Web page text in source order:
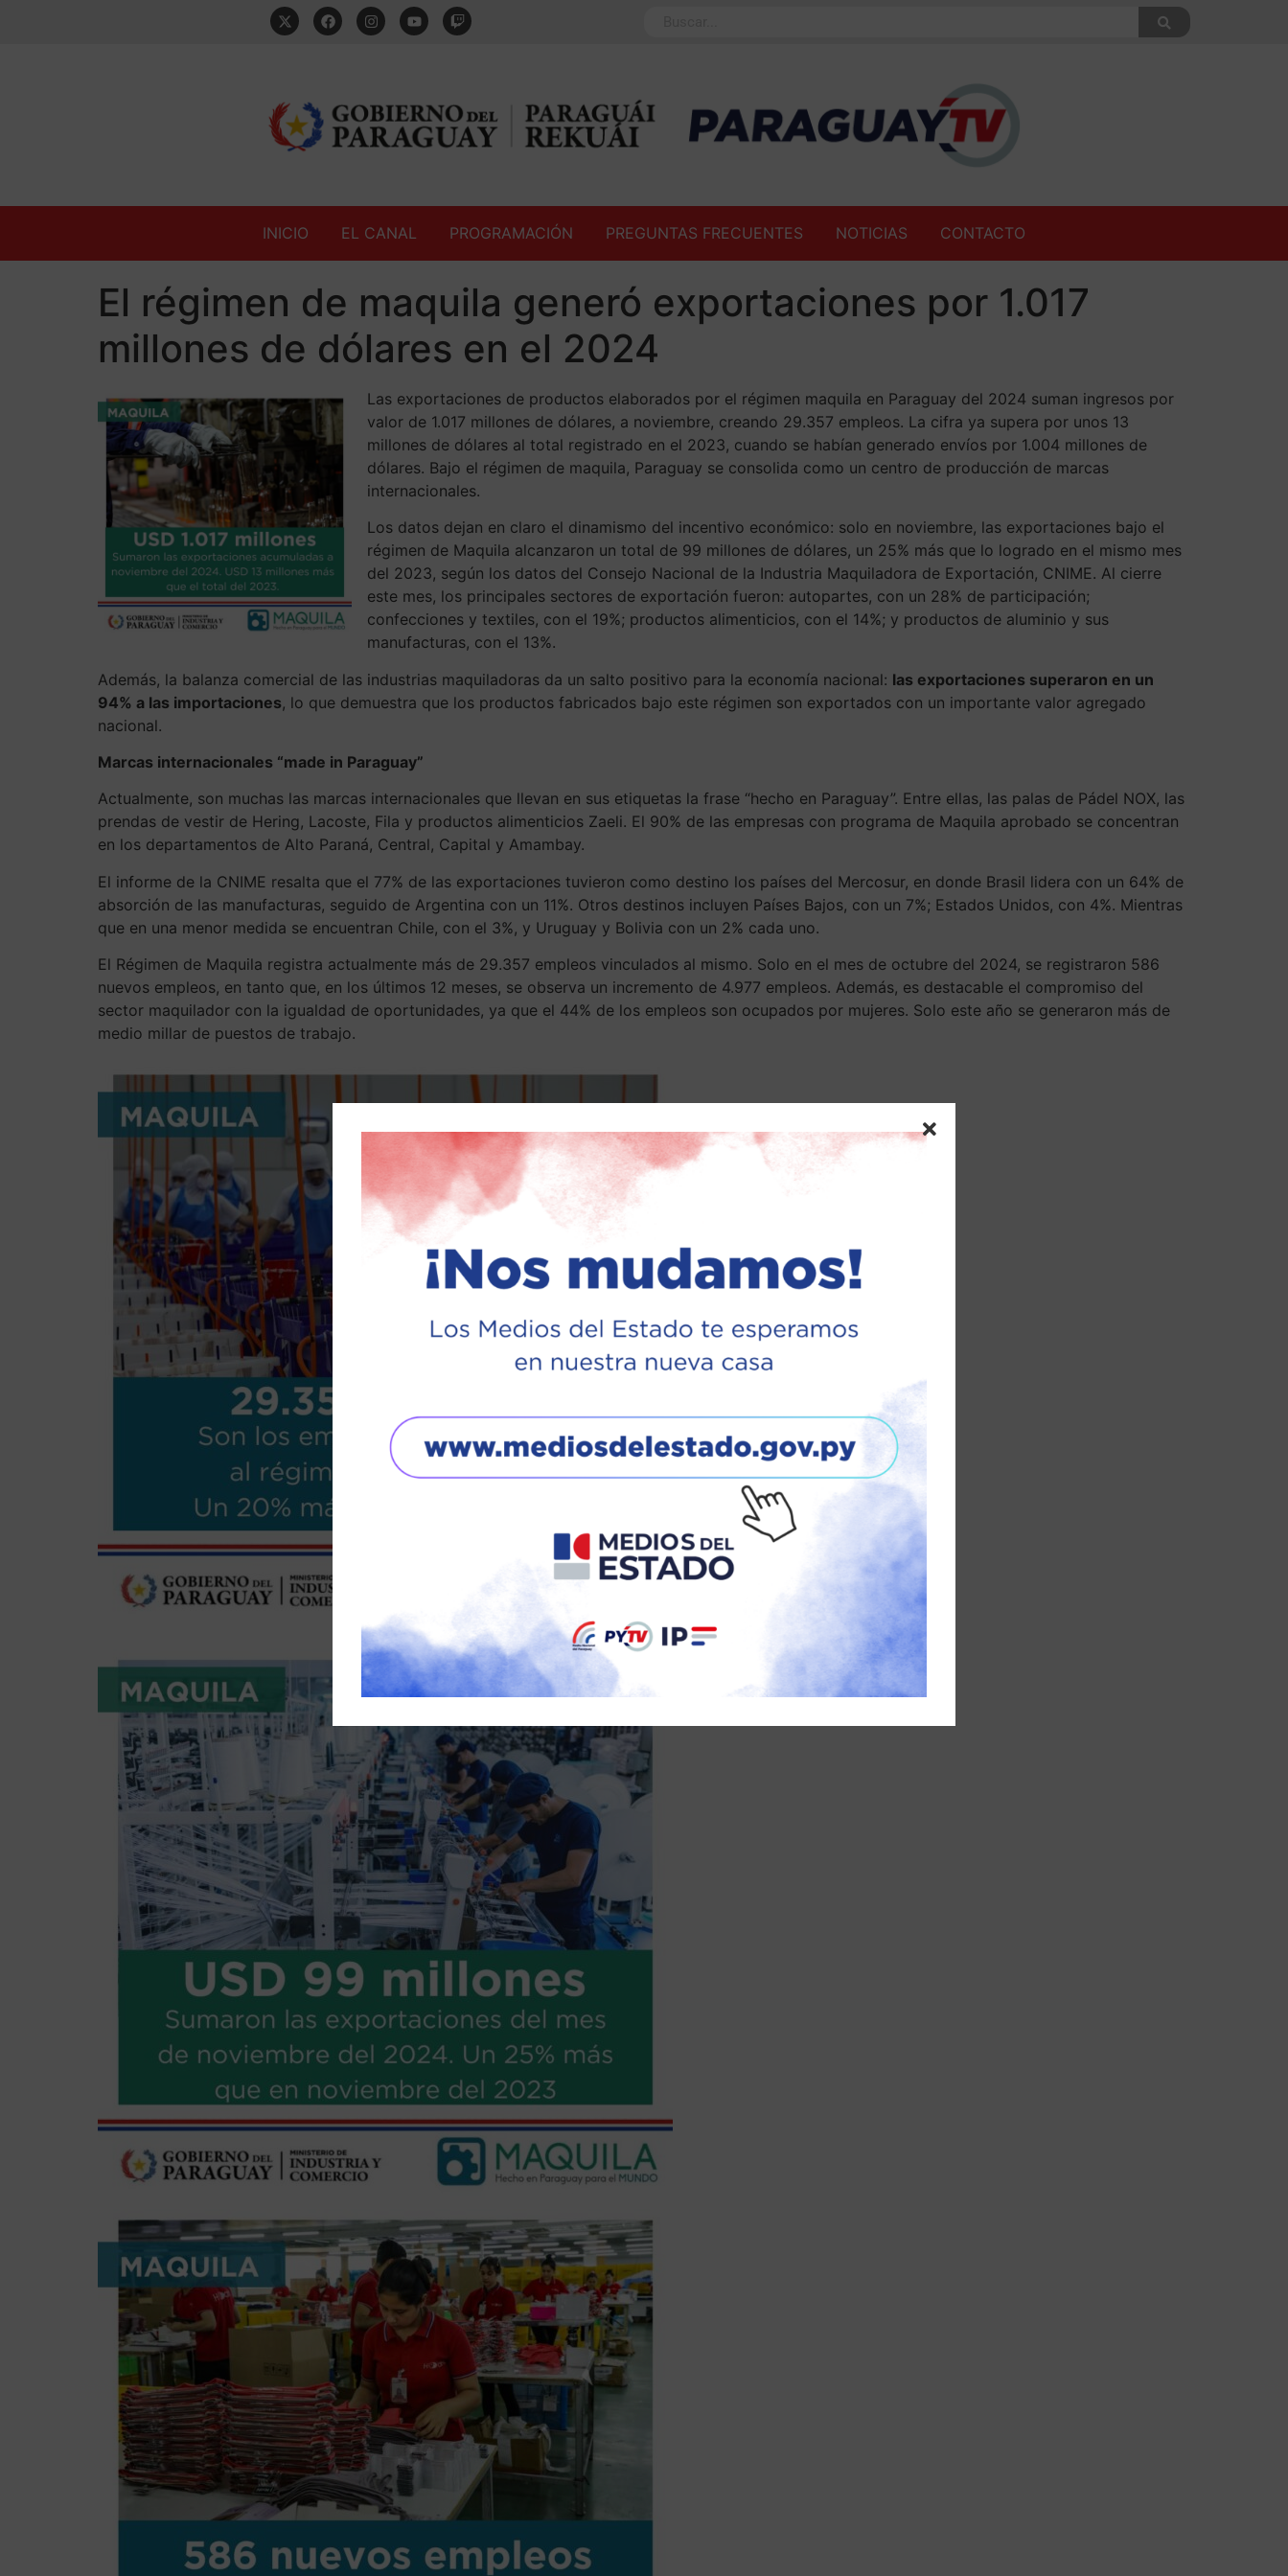
INICIO EL CANAL PROGRAMACIÓN PREGUNTAS FRECUENTES NOTICIAS CONTACTO
El régimen de maquila generó exportaciones por 1.017
millones de dólares en el 2024
Las exportaciones de productos elaborados por el régimen maquila en Paraguay del 2024 suman ingresos por
valor de 1.017 millones de dólares, a noviembre, creando 29.357 empleos. La cifra ya supera por unos 13
millones de dólares al total registrado en el 2023, cuando se habían generado envíos por 1.004 millones de
dólares. Bajo el régimen de maquila, Paraguay se consolida como un centro de producción de marcas
internacionales.
Los datos dejan en claro el dinamismo del incentivo económico: solo en noviembre, las exportaciones bajo el
régimen de Maquila alcanzaron un total de 99 millones de dólares, un 25% más que lo logrado en el mismo mes
del 2023, según los datos del Consejo Nacional de la Industria Maquiladora de Exportación, CNIME. Al cierre
este mes, los principales sectores de exportación fueron: autopartes, con un 28% de participación;
confecciones y textiles, con el 19%; productos alimenticios, con el 14%; y productos de aluminio y sus
manufacturas, con el 13%.
Además, la balanza comercial de las industrias maquiladoras da un salto positivo para la economía nacional: las exportaciones superaron en un
94% a las importaciones, lo que demuestra que los productos fabricados bajo este régimen son exportados con un importante valor agregado
nacional.
Marcas internacionales “made in Paraguay”
Actualmente, son muchas las marcas internacionales que llevan en sus etiquetas la frase “hecho en Paraguay”. Entre ellas, las palas de Pádel NOX, las
prendas de vestir de Hering, Lacoste, Fila y productos alimenticios Zaeli. El 90% de las empresas con programa de Maquila aprobado se concentran
en los departamentos de Alto Paraná, Central, Capital y Amambay.
El informe de la CNIME resalta que el 77% de las exportaciones tuvieron como destino los países del Mercosur, en donde Brasil lidera con un 64% de
absorción de las manufacturas, seguido de Argentina con un 11%. Otros destinos incluyen Países Bajos, con un 7%; Estados Unidos, con 4%. Mientras
que en una menor medida se encuentran Chile, con el 3%, y Uruguay y Bolivia con un 2% cada uno.
El Régimen de Maquila registra actualmente más de 29.357 empleos vinculados al mismo. Solo en el mes de octubre del 2024, se registraron 586
nuevos empleos, en tanto que, en los últimos 12 meses, se observa un incremento de 4.977 empleos. Además, es destacable el compromiso del
sector maquilador con la igualdad de oportunidades, ya que el 44% de los empleos son ocupados por mujeres. Solo este año se generaron más de
medio millar de puestos de trabajo.